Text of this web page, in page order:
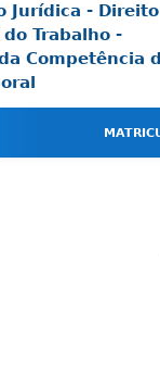
Jurídica - Direito
Trabalho -
Competência